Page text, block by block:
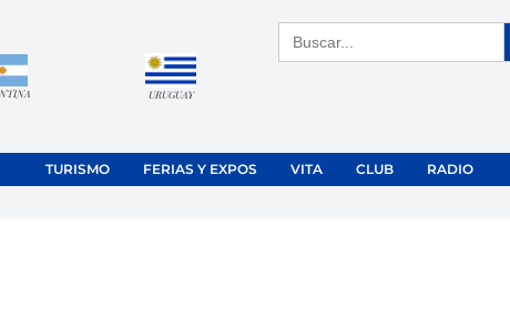
URUGUAY
Buscar:
TURISMO FERIAS Y EXPOS VITA CLUB RADIO